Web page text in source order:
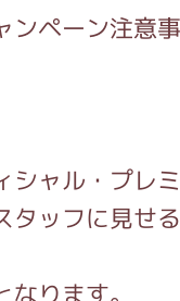
ンペーン注意
シャル・プレ
タッフに見せ
ります。